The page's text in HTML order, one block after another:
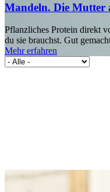
Mandeln. Die Mutter
Pflanzliches Protein direkt
du sie brauchst. Gut
Mehr erfahren